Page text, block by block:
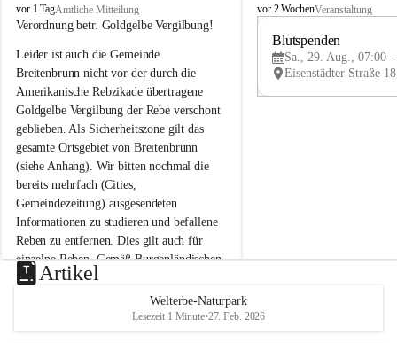
B
r
i
t
e
n
b
r
u
n
n
a
m
N
e
u
s
d
vor 1 TagAmtliche Mitteilung
Verordnung betr. Goldgelbe Vergilbung!
Leider ist auch die Gemeinde
Breitenbrunn nicht vor der durch die
Amerikanische Rebzikade übertragene
Goldgelbe Vergilbung der Rebe verschont
geblieben. Als Sicherheitszone gilt das
gesamte Ortsgebiet von Breitenbrunn
(siehe Anhang). Wir bitten nochmal die
bereits mehrfach (Cities,
Gemeindezeitung) ausgesendeten
Informationen zu studieren und befallene
Reben zu entfernen. Dies gilt auch für
einzelne Reben. Gemäß Burgenländischen
Weinbaugesetz sind nicht gepflegte oder
unzulässige Weingärten zu roden! Bitte
helfen wir zusammen um unsere Winzer
vor den prognostizierten Ernteausfällen
B
e
u
e
d
vor 2 WochenVeranstaltung
Blutspenden
Sa., 29. Aug., 07:00 -
Artikel
Welterbe-Naturpark
Lesezeit 1 Minute•27. Feb. 2026